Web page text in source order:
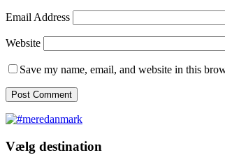
Email Address
Website
Save my name, email, and website in this
Vælg destination